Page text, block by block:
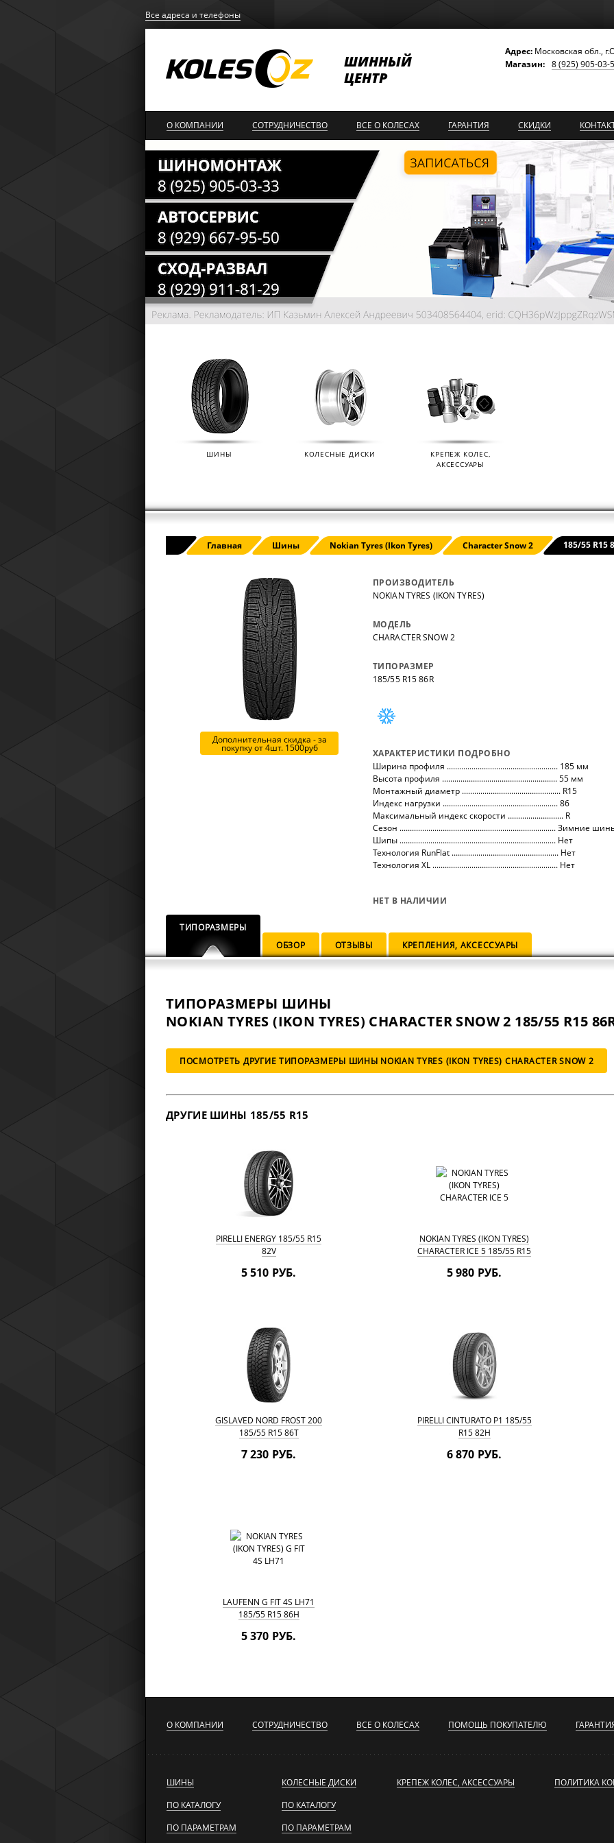
Все адреса и телефоны
ШИННЫЙ
ЦЕНТР
Адрес: Московская обл.,
Магазин: 8 (925) 905-03-
О КОМПАНИИ СОТРУДНИЧЕСТВО ВСЕ О КОЛЕСАХ ГАРАНТИЯ СКИДКИ
РАСШИРЕННАЯ ГАРАНТИЯ NOKIAN
(IKON TYRES)
Расширенная гарантия Nokian Tyres (Ikon
Tyres) защищает от эксплуатационных
повреждений — проколов, порезов,
разрывов и вздутий боковины.
ДАТЧИКИ ДАВЛЕНИЯ В КОЛЕСА
ШИНЫ КОЛЕСНЫЕ ДИСКИ
КРЕПЕЖ КОЛЕС,
АКСЕССУАРЫ
Главная Шины Nokian Tyres (Ikon Tyres) Character Snow 2 185/55 R15
Дополнительная скидка - за
покупку от 4шт. 1500руб
ПРОИЗВОДИТЕЛЬ
NOKIAN TYRES (IKON TYRES)
МОДЕЛЬ
CHARACTER SNOW 2
ТИПОРАЗМЕР
185/55 R15 86R
ХАРАКТЕРИСТИКИ ПОДРОБНО
Ширина профиля ...................................................... 185 мм
Высота профиля ........................................................ 55 мм
Монтажный диаметр ................................................ R15
Индекс нагрузки ........................................................ 86
Максимальный индекс скорости ........................... R
Сезон ............................................................................ Зимние
Шипы ............................................................................ Нет
Технология RunFlat .................................................... Нет
Технология XL ............................................................. Нет
НЕТ В НАЛИЧИИ
ТИПОРАЗМЕРЫ
ОБЗОР
ОТЗЫВЫ КРЕПЛЕНИЯ, АКСЕССУАРЫ
ТИПОРАЗМЕРЫ ШИНЫ
NOKIAN TYRES (IKON TYRES) CHARACTER SNOW 2 185/55 R15
ПОСМОТРЕТЬ ДРУГИЕ ТИПОРАЗМЕРЫ ШИНЫ NOKIAN TYRES (IKON TYRES) CHARACTER SNOW 2
ДРУГИЕ ШИНЫ 185/55 R15
PIRELLI ENERGY 185/55 R15
82V
5 510 РУБ.
NOKIAN TYRES (IKON TYRES)
CHARACTER ICE 5 185/55 R15
5 980 РУБ.
GISLAVED NORD FROST 200
185/55 R15 86T
7 230 РУБ.
PIRELLI CINTURATO P1 185/55
R15 82H
6 870 РУБ.
LAUFENN G FIT 4S LH71
185/55 R15 86H
5 370 РУБ.
О КОМПАНИИ СОТРУДНИЧЕСТВО ВСЕ О КОЛЕСАХ ПОМОЩЬ ПОКУПАТЕЛЮ
ШИНЫ
ПО КАТАЛОГУ
ПО ПАРАМЕТРАМ
КОЛЕСНЫЕ ДИСКИ
ПО КАТАЛОГУ
ПО ПАРАМЕТРАМ
КРЕПЕЖ КОЛЕС, АКСЕССУАРЫ ПОЛИТИКА